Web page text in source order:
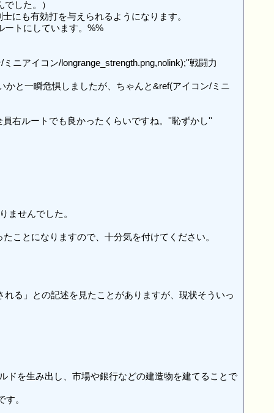
した。）
にも有効打を与えられるようになります。
ートにしています。%%
ニアイコン/longrange_strength.png,nolink);''戦闘力
と一瞬危惧しましたが、ちゃんと&ref(アイコン/ミニ
右ルートでも良かったくらいですね。''恥ずかし''
ませんでした。
ことになりますので、十分気を付けてください。
る」との記述を見たことがありますが、現状そういっ
ドを生み出し、市場や銀行などの建造物を建てることで
。